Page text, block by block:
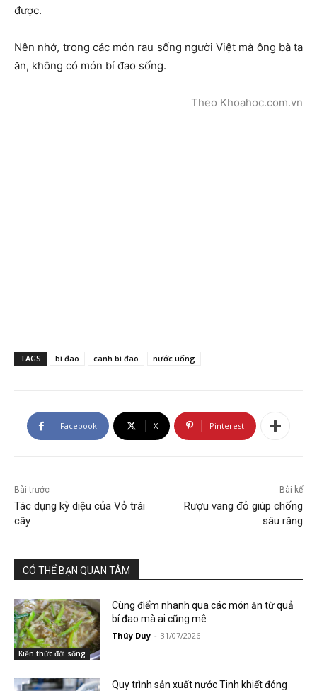
được.
Nên nhớ, trong các món rau sống người Việt mà ông bà ta
ăn, không có món bí đao sống.
Theo Khoahoc.com.vn
TAGS bí đao canh bí đao nước uống
Facebook X Pinterest
Bài trước
Tác dụng kỳ diệu của Vỏ trái
cây
Bài kế
Rượu vang đỏ giúp chống
sâu răng
CÓ THỂ BẠN QUAN TÂM
Kiến thức đời sống
Cùng điểm nhanh qua các món ăn từ quả
bí đao mà ai cũng mê
Thúy Duy - 31/07/2026
Quy trình sản xuất nước Tinh khiết đóng